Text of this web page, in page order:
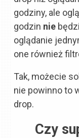
godziny, ale
godzin nie
oglądanie
one również
Tak, możecie
nie powinno to
drop.
Czy